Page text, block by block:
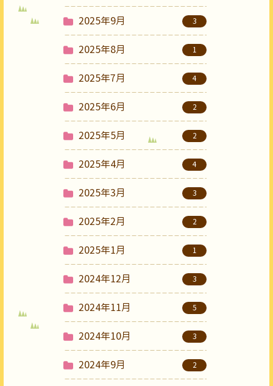
2025年9月 3
2025年8月 1
2025年7月 4
2025年6月 2
2025年5月 2
2025年4月 4
2025年3月 3
2025年2月 2
2025年1月 1
2024年12月 3
2024年11月 5
2024年10月 3
2024年9月 2